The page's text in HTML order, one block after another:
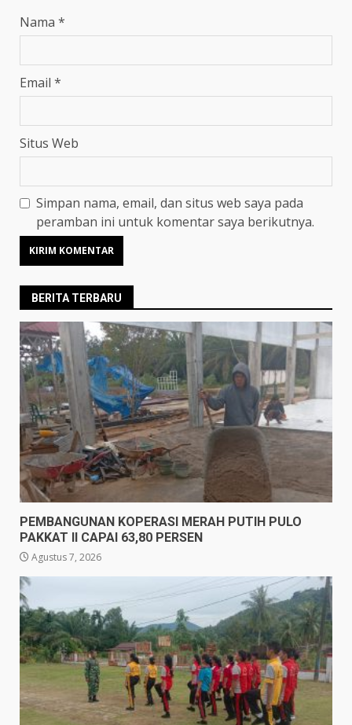
Nama *
Email *
Situs Web
Simpan nama, email, dan situs web saya pada
peramban ini untuk komentar saya berikutnya.
BERITA TERBARU
PEMBANGUNAN KOPERASI MERAH PUTIH PULO
PAKKAT II CAPAI 63,80 PERSEN
Agustus 7, 2026